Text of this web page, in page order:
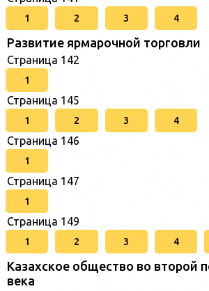
1 2 3 4
Развитие ярмарочной торговли
Страница 142
1
Страница 145
1 2 3 4
Страница 146
1
Страница 147
1
Страница 149
1 2 3 4
Казахское общество во второй
века